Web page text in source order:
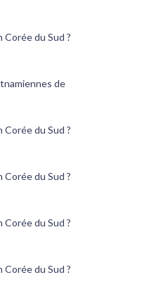
du Sud ?
de
du Sud ?
du Sud ?
du Sud ?
du Sud ?